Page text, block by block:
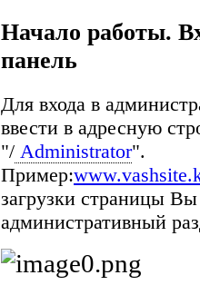
Начало работы.
панель
Для входа в
ввести в адресную
"/ Administrator".
Пример:
загрузки страницы
административный